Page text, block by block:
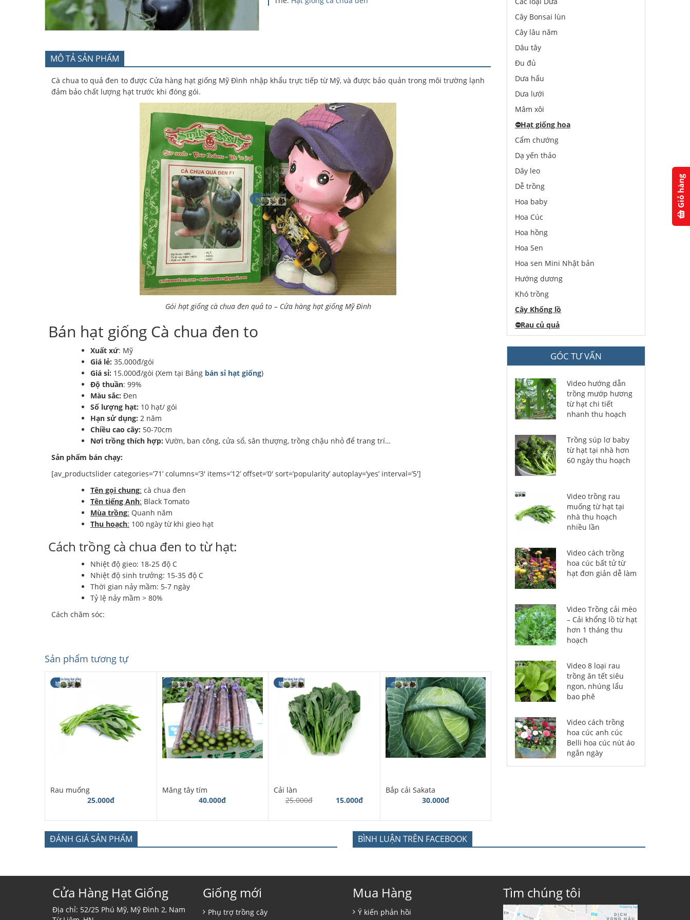
MÔ TẢ SẢN PHẨM
Cà chua to quả đen to được Cửa hàng hạt giống Mỹ Đình nhập khẩu trực tiếp từ Mỹ, và được bảo quản trong môi trường lạnh
đảm bảo chất lượng hạt trước khi đóng gói.
Gói hạt giống cà chua đen quả to – Cửa hàng hạt giống Mỹ Đình
Bán hạt giống Cà chua đen to
Xuất xứ: Mỹ
Giá lẻ: 35.000đ/gói
Giá sỉ: 15.000đ/gói (Xem tại Bảng bán sỉ hạt giống)
Độ thuần: 99%
Màu sắc: Đen
Số lượng hạt: 10 hạt/ gói
Hạn sử dụng: 2 năm
Chiều cao cây: 50-70cm
Nơi trồng thích hợp: Vườn, ban công, cửa sổ, sân thượng, trồng chậu nhỏ để trang trí…
Sản phẩm bán chạy:
[av_productslider categories=’71’ columns=’3′ items=’12’ offset=’0′ sort=’popularity’ autoplay=’yes’ interval=’5′]
Tên gọi chung: cà chua đen
Tên tiếng Anh: Black Tomato
Mùa trồng: Quanh năm
Thu hoạch: 100 ngày từ khi gieo hạt
Cách trồng cà chua đen to từ hạt:
Nhiệt độ gieo: 18-25 độ C
Nhiệt độ sinh trưởng: 15-35 độ C
Thời gian nảy mầm: 5-7 ngày
Tỷ lệ nảy mầm > 80%
Cách chăm sóc:
Sản phẩm tương tự
Rau muống
25.000đ
Măng tây tím
40.000đ
Cải làn
25.000đ
15.000đ
Bắp cải Sakata
30.000đ
Cây Bonsai lùn
Cây lâu năm
Dâu tây
Đu đủ
Dưa hấu
Dưa lưới
Mâm xôi
⛔️Hạt giống hoa
Cẩm chướng
Dạ yến thảo
Dây leo
Dễ trồng
Hoa baby
Hoa Cúc
Hoa hồng
Hoa Sen
Hoa sen Mini Nhật bản
Hướng dương
Khó trồng
Cây Khổng lồ
⛔️Rau củ quả
GÓC TƯ VẤN
Video hướng dẫn
trồng mướp hương
từ hạt chi tiết
nhanh thu hoạch
Trồng súp lơ baby
từ hạt tại nhà hơn
60 ngày thu hoạch
Video trồng rau
muống từ hạt tại
nhà thu hoạch
nhiều lần
Video cách trồng
hoa cúc bất tử từ
hạt đơn giản dễ làm
Video Trồng cải mèo
– Cải khổng lồ từ hạt
hơn 1 tháng thu
hoạch
Video 8 loại rau
trồng ăn tết siêu
ngon, nhúng lẩu
bao phê
Video cách trồng
hoa cúc anh cúc
Belli hoa cúc nút áo
ngắn ngày
ĐÁNH GIÁ SẢN PHẨM BÌNH LUẬN TRÊN FACEBOOK
Cửa Hàng Hạt Giống
Địa chỉ: 52/25 Phú Mỹ, Mỹ Đình 2, Nam
Giống mới
Phụ trợ trồng cây
Mua Hàng
Ý kiến phản hồi
Tìm chúng tôi
Giỏ hàng